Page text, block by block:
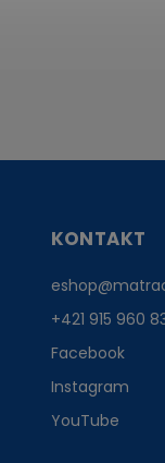
KONTAKT
eshop@
+421 915 960
Facebook
Instagram
YouTube